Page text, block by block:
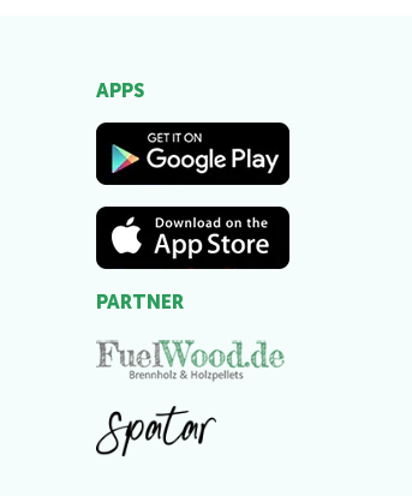
APPS
PARTNER